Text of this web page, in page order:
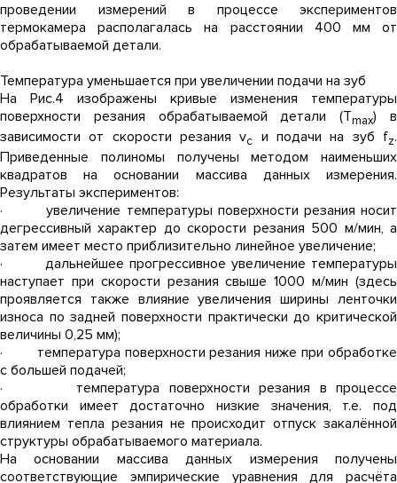
проведении измерений в процессе экспериментов
термокамера располагалась на расстоянии 400 мм от
обрабатываемой детали.
Температура уменьшается при увеличении подачи на зуб
На Рис.4 изображены кривые изменения температуры
поверхности резания обрабатываемой детали (Тmax) в
зависимости от скорости резания vc и подачи на зуб fz.
Приведенные полиномы получены методом наименьших
квадратов на основании массива данных измерения.
Результаты экспериментов:
· увеличение температуры поверхности резания носит
дегрессивный характер до скорости резания 500 м/мин, а
затем имеет место приблизительно линейное увеличение;
· дальнейшее прогрессивное увеличение температуры
наступает при скорости резания свыше 1000 м/мин (здесь
проявляется также влияние увеличения ширины ленточки
износа по задней поверхности практически до критической
величины 0,25 мм);
· температура поверхности резания ниже при обработке
с большей подачей;
· температура поверхности резания в процессе
обработки имеет достаточно низкие значения, т.е. под
влиянием тепла резания не происходит отпуск закалённой
структуры обрабатываемого материала.
На основании массива данных измерения получены
соответствующие эмпирические уравнения для расчёта